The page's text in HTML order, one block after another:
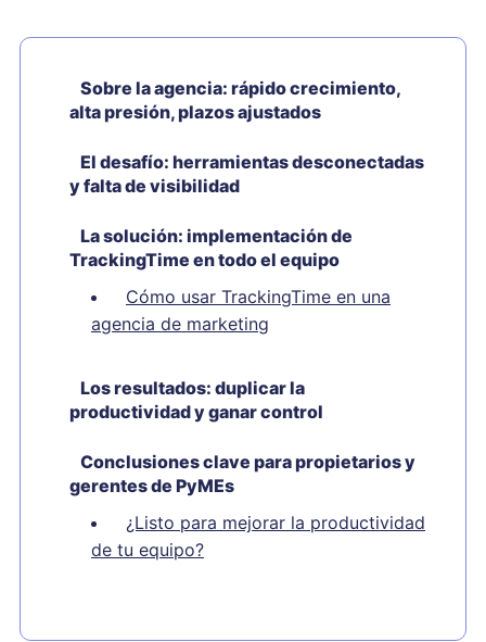
Sobre la agencia: rápido crecimiento,
alta presión, plazos ajustados
El desafío: herramientas desconectadas
y falta de visibilidad
La solución: implementación de
TrackingTime en todo el equipo
Cómo usar TrackingTime en una
agencia de marketing
Los resultados: duplicar la
productividad y ganar control
Conclusiones clave para propietarios y
gerentes de PyMEs
¿Listo para mejorar la productividad
de tu equipo?